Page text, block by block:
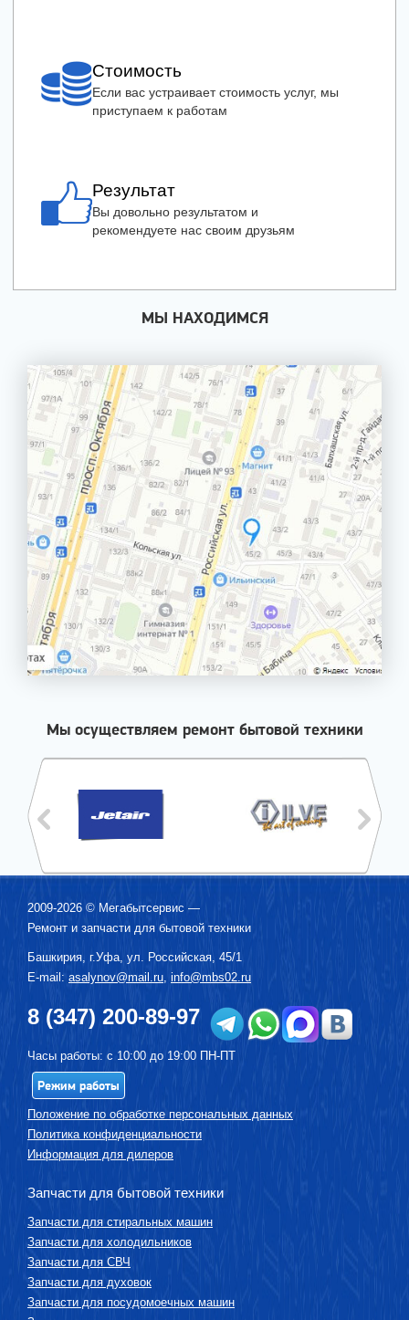
Стоимость
Если вас устраивает стоимость услуг, мы
приступаем к работам
Результат
Вы довольно результатом и
рекомендуете нас своим друзьям
МЫ НАХОДИМСЯ
Мы осуществляем ремонт бытовой техники
2009-2026 © Мегабытсервис —
Ремонт и запчасти для бытовой техники
Башкирия, г.Уфа, ул. Российская, 45/1
E-mail: asalynov@mail.ru, info@mbs02.ru
8 (347) 200-89-97
Часы работы: с 10:00 до 19:00 ПН-ПТ
Режим работы
Положение по обработке персональных данных
Политика конфиденциальности
Информация для дилеров
Запчасти для бытовой техники
Запчасти для стиральных машин
Запчасти для холодильников
Запчасти для СВЧ
Запчасти для духовок
Запчасти для посудомоечных машин